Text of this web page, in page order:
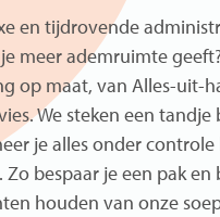
en tijdrovende
meer ademruimte
op maat, van Alles-uit-
We steken een
je alles onder
bespaar je een pak
houden van onze